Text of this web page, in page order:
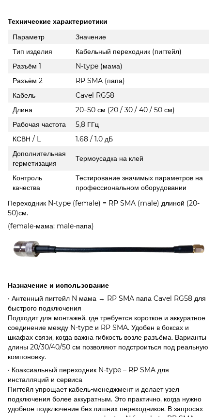
Технические характеристики
Параметр
Значение
Тип изделия
Кабельный переходник (пигтейл)
Разъём 1
N-type (мама)
Разъём 2
RP SMA (папа)
Кабель
Cavel RG58
Длина
20–50 см (20 / 30 / 40 / 50 см)
Рабочая частота
5,8 ГГц
КСВН / L
1.68 / 1.0 дБ
Дополнительная
герметизация
Термоусадка на клей
Контроль
качества
Тестирование значимых параметров на
профессиональном оборудовании
Переходник N-type (female) = RP SMA (male) длиной (20-
50)см.
(female-мама; male-папа)
Назначение и использование
• Антенный пигтейл N мама → RP SMA папа Cavel RG58 для
быстрого подключения
Подходит для монтажей, где требуется короткое и аккуратное
соединение между N-type и RP SMA. Удобен в боксах и
шкафах связи, когда важна гибкость возле разъёма. Варианты
длины 20/30/40/50 см позволяют подстроиться под реальную
компоновку.
• Коаксиальный переходник N-type – RP SMA для
инсталляций и сервиса
Пигтейл упрощает кабель-менеджмент и делает узел
подключения более аккуратным. Это практично, когда нужно
удобное подключение без лишних переходников. В запросах